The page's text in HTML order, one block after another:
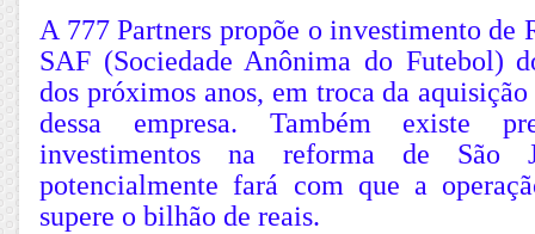
A 777 Partners propõe o investimento de
SAF (Sociedade Anônima do Futebol)
dos próximos anos, em troca da aquisição
dessa empresa. Também existe
investimentos na reforma de São
potencialmente fará com que a
supere o bilhão de reais.